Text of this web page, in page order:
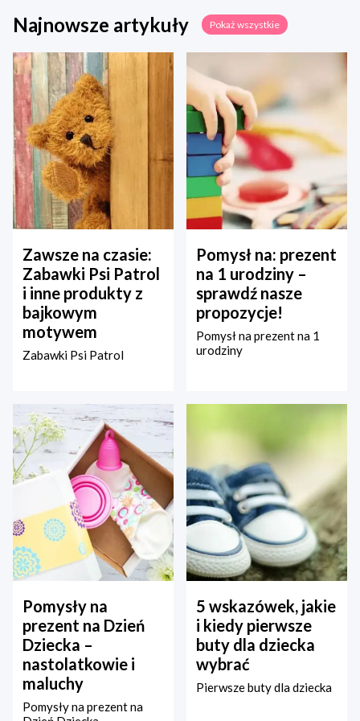
Najnowsze artykuły Pokaż wszystkie
Zawsze na czasie:
Zabawki Psi Patrol
i inne produkty z
bajkowym
motywem
Zabawki Psi Patrol
Pomysł na: prezent
na 1 urodziny –
sprawdź nasze
propozycje!
Pomysł na prezent na 1
urodziny
Pomysły na
prezent na Dzień
Dziecka –
nastolatkowie i
maluchy
Pomysły na prezent na
5 wskazówek, jakie
i kiedy pierwsze
buty dla dziecka
wybrać
Pierwsze buty dla dziecka